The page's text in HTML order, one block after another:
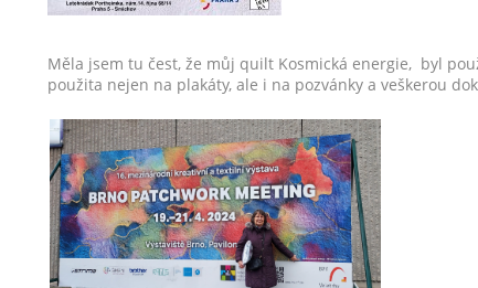
Měla jsem tu čest, že můj quilt Kosmická energie, byl
použita nejen na plakáty, ale i na pozvánky a veškerou